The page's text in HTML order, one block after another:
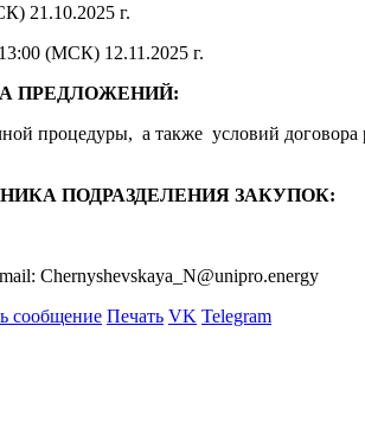
21.10.2025 г.
(МСК) 12.11.2025 г.
ПРЕДЛОЖЕНИЙ:
процедуры, а также условий
ПОДРАЗДЕЛЕНИЯ ЗАКУПОК:
Chernyshevskaya_N@unipro.energy
сообщение Печать VK Telegram